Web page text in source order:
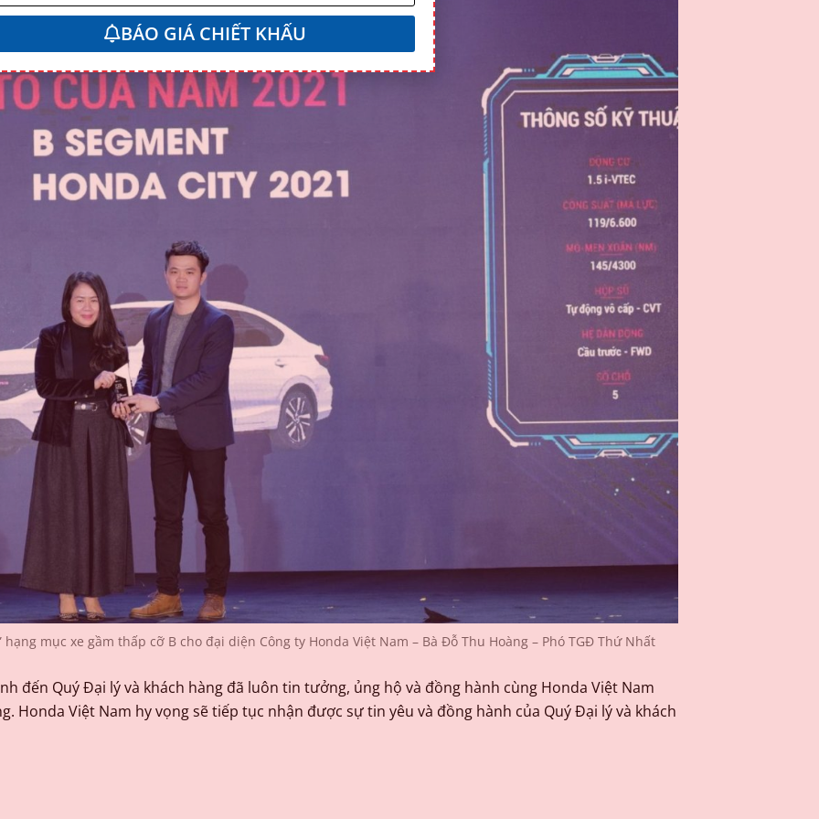
mục xe gầm thấp cỡ B cho đại diện Công ty Honda Việt Nam – Bà Đỗ Thu Hoàng – Phó TGĐ Thứ Nhất
đến Quý Đại lý và khách hàng đã luôn tin tưởng, ủng hộ và đồng hành cùng Honda Việt Nam
Honda Việt Nam hy vọng sẽ tiếp tục nhận được sự tin yêu và đồng hành của Quý Đại lý và khách
BÁO GIÁ CHIẾT KHẤU